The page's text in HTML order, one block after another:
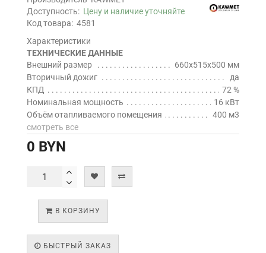
Доступность: Цену и наличие уточняйте
Код товара: 4581
Характеристики
ТЕХНИЧЕСКИЕ ДАННЫЕ
Внешний размер
660x515x500 мм
Вторичный дожиг
да
КПД
72 %
Номинальная мощность
16 кВт
Объём отапливаемого помещения
400 м3
смотреть все
0 BYN
В КОРЗИНУ
БЫСТРЫЙ ЗАКАЗ